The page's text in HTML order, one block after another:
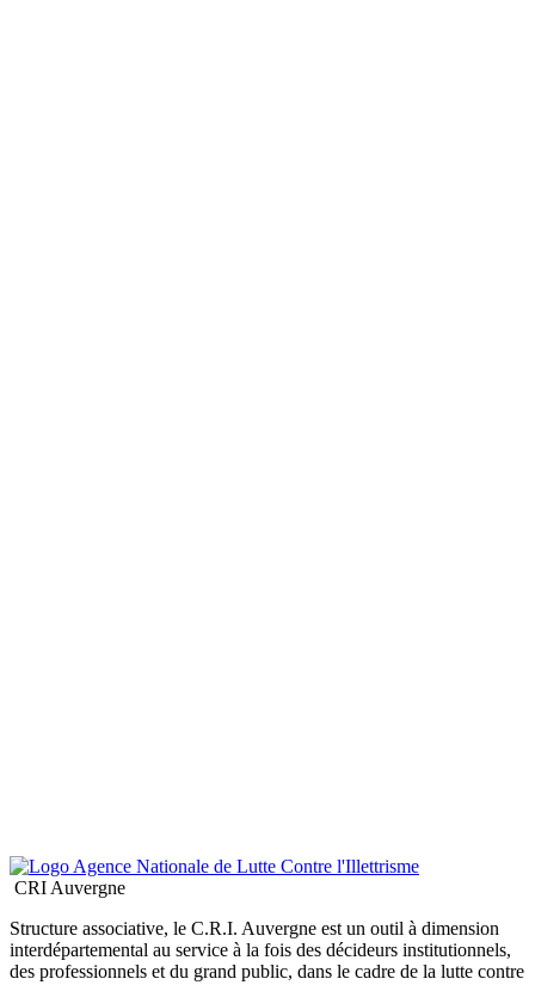
CRI Auvergne
Structure associative, le C.R.I. Auvergne est un outil à dimension
interdépartemental au service à la fois des décideurs institutionnels,
des professionnels et du grand public, dans le cadre de la lutte contre